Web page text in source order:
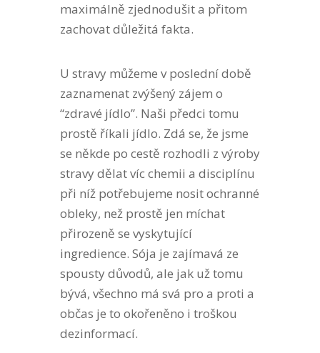
maximálně zjednodušit a přitom
zachovat důležitá fakta.
U stravy můžeme v poslední době
zaznamenat zvýšený zájem o
“zdravé jídlo”. Naši předci tomu
prostě říkali jídlo. Zdá se, že jsme
se někde po cestě rozhodli z výroby
stravy dělat víc chemii a disciplínu
při níž potřebujeme nosit ochranné
obleky, než prostě jen míchat
přirozeně se vyskytující
ingredience. Sója je zajímavá ze
spousty důvodů, ale jak už tomu
bývá, všechno má svá pro a proti a
občas je to okořeněno i troškou
dezinformací.